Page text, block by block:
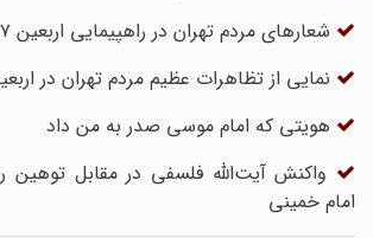
شعارهای مردم تهران در راهپیمایی اربعین ۵۷
نمایی از تظاهرات عظیم مردم تهران در اربعین
هویتی که امام موسی صدر به من داد
واکنش آیت‌الله فلسفی در مقابل توهین
امام خمینی